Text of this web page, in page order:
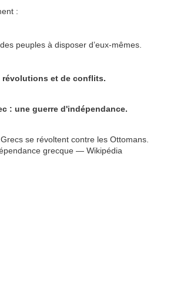
:
peuples à disposer d’eux-mêmes.
révolutions et de conflits.
: une guerre d'indépendance.
se révoltent contre les Ottomans.